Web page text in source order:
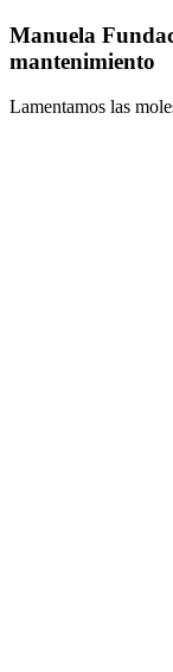
Manuela
mantenimiento
Lamentamos las